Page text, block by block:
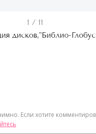
1 / 11
дисков,"Библио-
Если хотите